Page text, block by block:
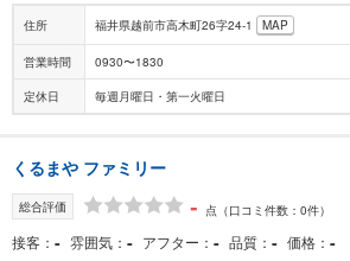
住所 福井県越前市高木町26字24-1 MAP
営業時間 0930〜1830
定休日 毎週月曜日・第一火曜日
くるまや ファミリー
総合評価 - 点 （口コミ件数：0件）
接客 - 雰囲気 - アフター - 品質 - 価格 -